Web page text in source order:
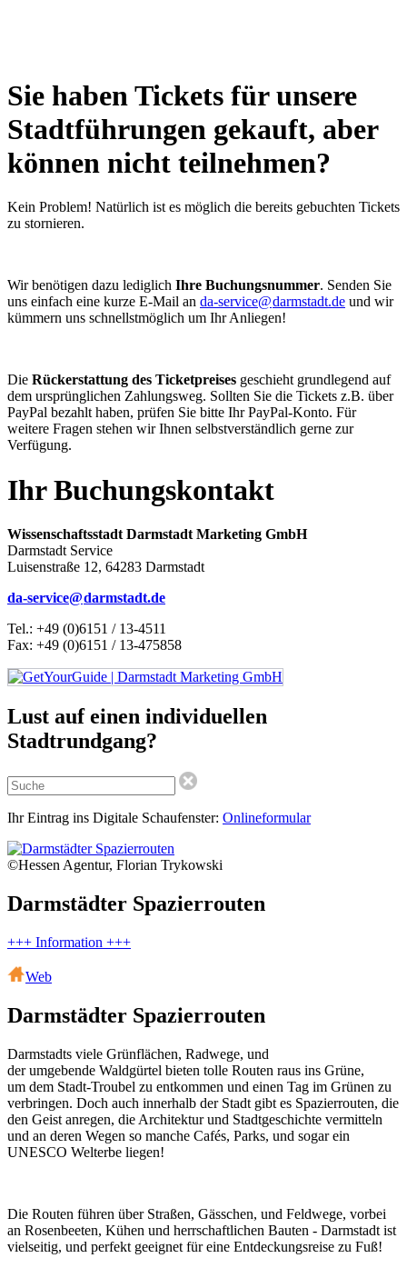
Sie haben Tickets für unsere
Stadtführungen gekauft, aber
können nicht teilnehmen?
Kein Problem! Natürlich ist es möglich die bereits gebuchten Tickets
zu stornieren.
Wir benötigen dazu lediglich Ihre Buchungsnummer. Senden Sie
uns einfach eine kurze E-Mail an da-service@darmstadt.de und wir
kümmern uns schnellstmöglich um Ihr Anliegen!
Die Rückerstattung des Ticketpreises geschieht grundlegend auf
dem ursprünglichen Zahlungsweg. Sollten Sie die Tickets z.B. über
PayPal bezahlt haben, prüfen Sie bitte Ihr PayPal-Konto. Für
weitere Fragen stehen wir Ihnen selbstverständlich gerne zur
Verfügung.
Ihr Buchungskontakt
Wissenschaftsstadt Darmstadt Marketing GmbH
Darmstadt Service
Luisenstraße 12, 64283 Darmstadt
da-service@darmstadt.de
Tel.: +49 (0)6151 / 13-4511
Fax: +49 (0)6151 / 13-475858
Lust auf einen individuellen
Stadtrundgang?
Ihr Eintrag ins Digitale Schaufenster: Onlineformular
©Hessen Agentur, Florian Trykowski
Darmstädter Spazierrouten
+++ Information +++
Web
Darmstädter Spazierrouten
Darmstadts viele Grünflächen, Radwege, und
der umgebende Waldgürtel bieten tolle Routen raus ins Grüne,
um dem Stadt-Troubel zu entkommen und einen Tag im Grünen zu
verbringen. Doch auch innerhalb der Stadt gibt es Spazierrouten, die
den Geist anregen, die Architektur und Stadtgeschichte vermitteln
und an deren Wegen so manche Cafés, Parks, und sogar ein
UNESCO Welterbe liegen!
Die Routen führen über Straßen, Gässchen, und Feldwege, vorbei
an Rosenbeeten, Kühen und herrschaftlichen Bauten - Darmstadt ist
vielseitig, und perfekt geeignet für eine Entdeckungsreise zu Fuß!